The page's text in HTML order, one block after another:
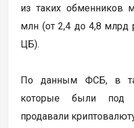
из таких обменников
млн (от 2,4 до 4,8 млрд
ЦБ).
По данным ФСБ, в
которые были под
продавали